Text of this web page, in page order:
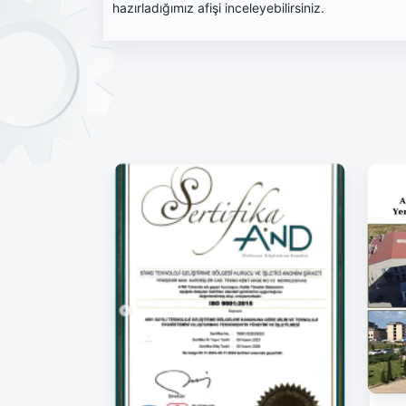
hazırladığımız afişi inceleyebilirsiniz.